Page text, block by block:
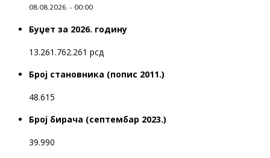
08.08.2026. - 00:00
Буџет за 2026. годину
13.261.762.261 рсд
Број становника (попис 2011.)
48.615
Број бирача (септембар 2023.)
39.990